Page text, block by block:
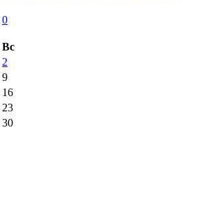
0
Вс
2
9
16
23
30